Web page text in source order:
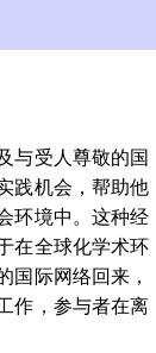
与受人尊敬的国
践机会，帮助他
环境中。这种经
在全球化学术环
国际网络回来，
作，参与者在离